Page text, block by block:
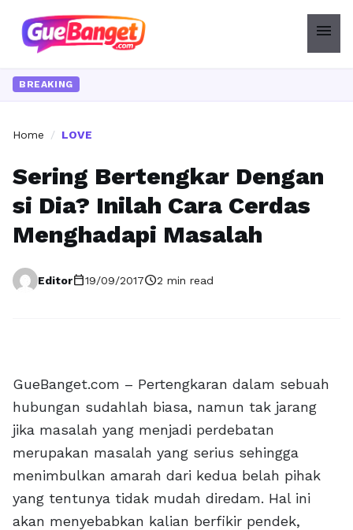
menu
BREAKING
Home / LOVE
Sering Bertengkar Dengan
si Dia? Inilah Cara Cerdas
Menghadapi Masalah
Editorcalendar_today19/09/2017schedule2 min read
GueBanget.com – Pertengkaran dalam sebuah
hubungan sudahlah biasa, namun tak jarang
jika masalah yang menjadi perdebatan
merupakan masalah yang serius sehingga
menimbulkan amarah dari kedua belah pihak
yang tentunya tidak mudah diredam. Hal ini
akan menyebabkan kalian berfikir pendek,